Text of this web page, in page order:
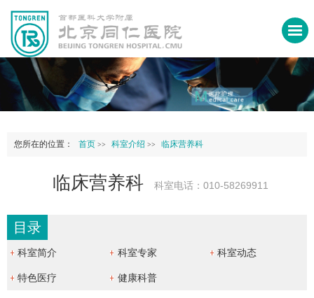
您所在的位置： 首页 >> 科室介绍 >> 临床营养科
临床营养科 科室电话：010-58269911
目录
科室简介 科室专家 科室动态
特色医疗 健康科普